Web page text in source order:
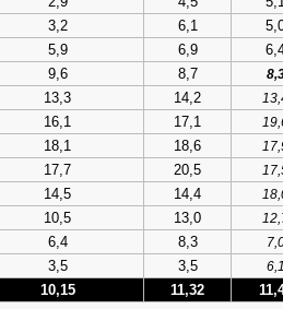
3,2 6,1
5,9 6,9
9,6 8,7
13,3 14,2
16,1 17,1
18,1 18,6
17,7 20,5
14,5 14,4
10,5 13,0
6,4 8,3
3,5 3,5
10,15 11,32